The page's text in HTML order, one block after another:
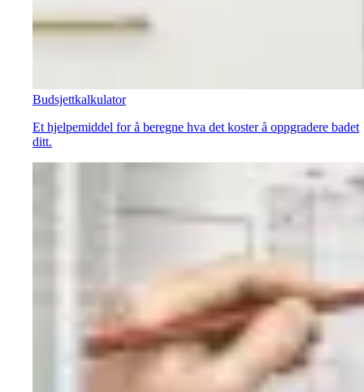
Budsjettkalkulator
Et hjelpemiddel for å beregne hva det koster å oppgradere badet
ditt.